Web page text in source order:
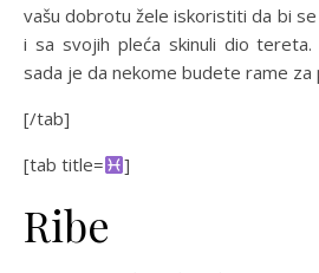
vašu dobrotu žele iskoristiti da bi
i sa svojih pleća skinuli dio
sada je da nekome budete rame za
[/tab]
[tab title=
]
Ribe